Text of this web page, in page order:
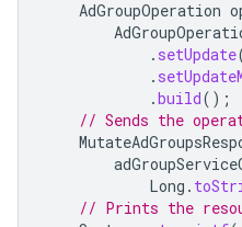
AdGroupOperation
. setUpdate
.
.build();
// Sends the
Long .
// Prints the